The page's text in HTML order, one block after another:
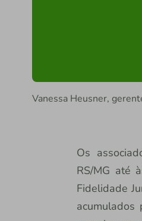
Vanessa Heusner,
Os
RS/MG até
Fidelidade